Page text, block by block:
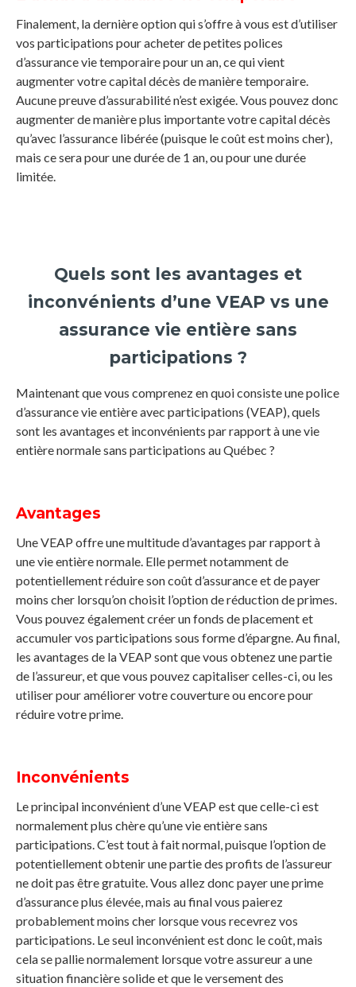
Finalement, la dernière option qui s’offre à vous est d’utiliser
vos participations pour acheter de petites polices
d’assurance vie temporaire pour un an, ce qui vient
augmenter votre capital décès de manière temporaire.
Aucune preuve d’assurabilité n’est exigée. Vous pouvez donc
augmenter de manière plus importante votre capital décès
qu’avec l’assurance libérée (puisque le coût est moins cher),
mais ce sera pour une durée de 1 an, ou pour une durée
limitée.
Quels sont les avantages et
inconvénients d’une VEAP vs une
assurance vie entière sans
participations ?
Maintenant que vous comprenez en quoi consiste une police
d’assurance vie entière avec participations (VEAP), quels
sont les avantages et inconvénients par rapport à une vie
entière normale sans participations au Québec ?
Avantages
Une VEAP offre une multitude d’avantages par rapport à
une vie entière normale. Elle permet notamment de
potentiellement réduire son coût d’assurance et de payer
moins cher lorsqu’on choisit l’option de réduction de primes.
Vous pouvez également créer un fonds de placement et
accumuler vos participations sous forme d’épargne. Au final,
les avantages de la VEAP sont que vous obtenez une partie
de l’assureur, et que vous pouvez capitaliser celles-ci, ou les
utiliser pour améliorer votre couverture ou encore pour
réduire votre prime.
Inconvénients
Le principal inconvénient d’une VEAP est que celle-ci est
normalement plus chère qu’une vie entière sans
participations. C’est tout à fait normal, puisque l’option de
potentiellement obtenir une partie des profits de l’assureur
ne doit pas être gratuite. Vous allez donc payer une prime
d’assurance plus élevée, mais au final vous paierez
probablement moins cher lorsque vous recevrez vos
participations. Le seul inconvénient est donc le coût, mais
cela se pallie normalement lorsque votre assureur a une
situation financière solide et que le versement des